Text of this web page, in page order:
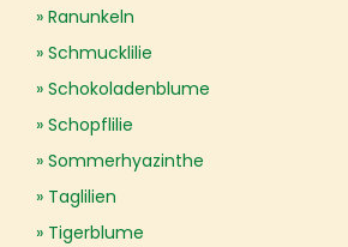
Ranunkeln
Schmucklilie
Schokoladenblume
Schopflilie
Sommerhyazinthe
Taglilien
Tigerblume